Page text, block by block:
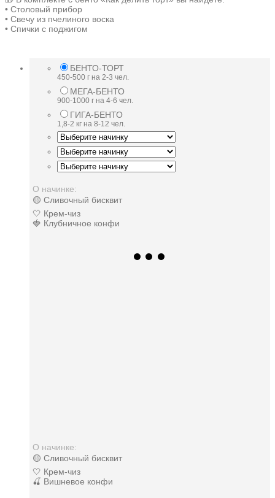
• Столовый прибор
• Свечу из пчелиного воска
• Спички с поджигом
БЕНТО-ТОРТ
450-500 г на 2-3 чел.
МЕГА-БЕНТО
900-1000 г на 4-6 чел.
ГИГА-БЕНТО
1,8-2 кг на 8-12 чел.
О начинке:
🟡 Сливочный бисквит
🤍 Крем-чиз
🍓 Клубничное конфи
О начинке:
🟡 Сливочный бисквит
🤍 Крем-чиз
🍒 Вишневое конфи